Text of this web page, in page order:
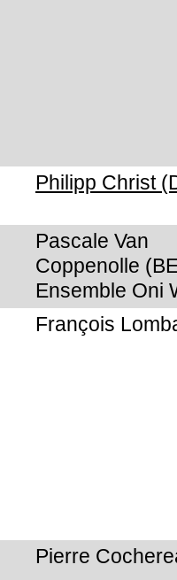
Philipp Christ
Pascale Van
Coppenolle
Ensemble Oni
François
Pierre